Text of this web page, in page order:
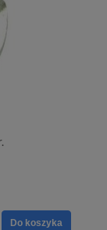
Do koszyka